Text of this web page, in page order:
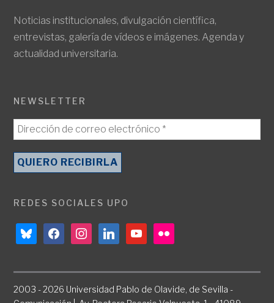
Noticias institucionales, divulgación científica,
entrevistas, galería de vídeos e imágenes. Agenda y
actualidad universitaria.
NEWSLETTER
REDES SOCIALES UPO
blueskyfacebookinstagramlinkedinyoutubeflickr
2003 - 2026 Universidad Pablo de Olavide, de Sevilla -